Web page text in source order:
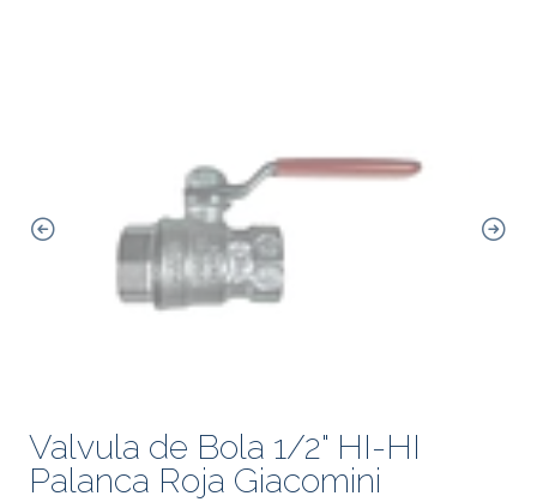
Valvula de Bola 1/2" HI-HI
Palanca Roja Giacomini